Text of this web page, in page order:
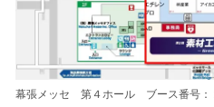
幕張メッセ 第４ホール ブース番号：